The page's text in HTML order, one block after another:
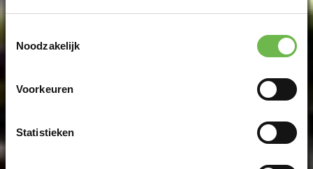
Informatie verzamelen over uw geografische
Uw apparaat identificeren door het actief te
scannen op specifieke eigenschappen (fingerprinting)
verwerkt en stel uw voorkeuren in het
detailgedeelte in.
Noodzakelijk
Voorkeuren
Statistieken